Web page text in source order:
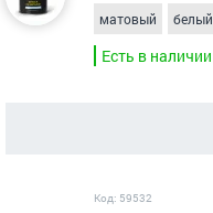
матовый белый
Есть в наличии
Код: 59532